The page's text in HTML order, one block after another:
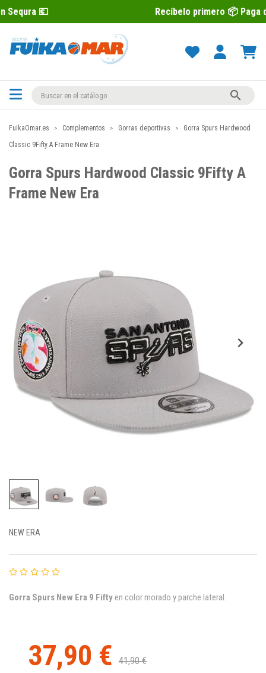
Recíbelo primero 📦 Paga después con

FuikaOmar.es Complementos Gorras deportivas
Gorra Spurs Hardwood
Classic 9Fifty A Frame New Era
Gorra Spurs Hardwood Classic 9Fifty A
Frame New Era
NEW ERA
Gorra Spurs New Era 9 Fifty en color morado y parche lateral.
37,90 € 41,90 €